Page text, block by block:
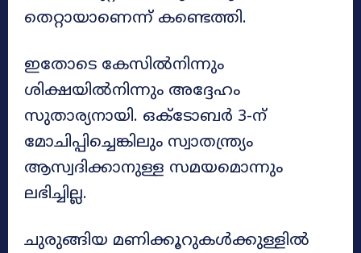
തെറ്റായാണെന്ന് കണ്ടെത്തി.
ഇതോടെ കേസിൽനിന്നും
ശിക്ഷയിൽനിന്നും അദ്ദേഹം
സുതാര്യനായി. ഒക്ടോബർ 3-ന്
മോചിപ്പിച്ചെങ്കിലും സ്വാതന്ത്ര്യം
ആസ്വദിക്കാനുള്ള സമയമൊന്നും
ലഭിച്ചില്ല.
ചുരുങ്ങിയ മണിക്കൂറുകൾക്കുള്ളിൽ